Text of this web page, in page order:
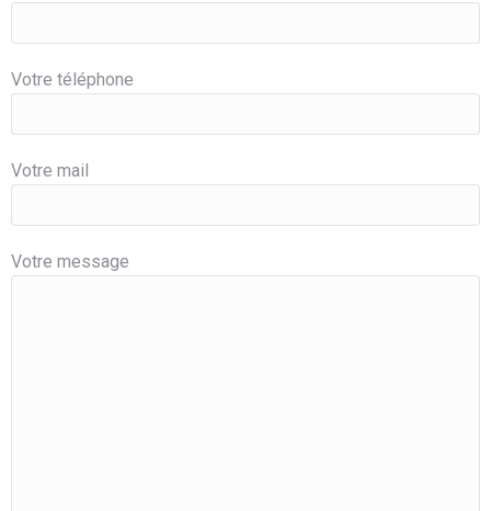
Votre téléphone
Votre mail
Votre message